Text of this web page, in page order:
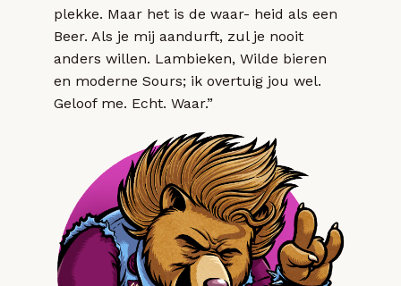
plekke. Maar het is de waar- heid als een
Beer. Als je mij aandurft, zul je nooit
anders willen. Lambieken, Wilde bieren
en moderne Sours; ik overtuig jou wel.
Geloof me. Echt. Waar.”